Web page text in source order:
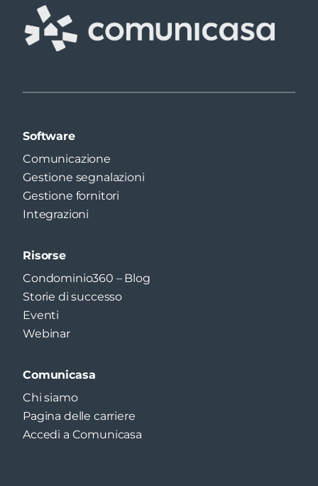
Software
Comunicazione
Gestione segnalazioni
Gestione fornitori
Integrazioni
Risorse
Condominio360 – Blog
Storie di successo
Eventi
Webinar
Comunicasa
Chi siamo
Pagina delle carriere
Accedi a Comunicasa